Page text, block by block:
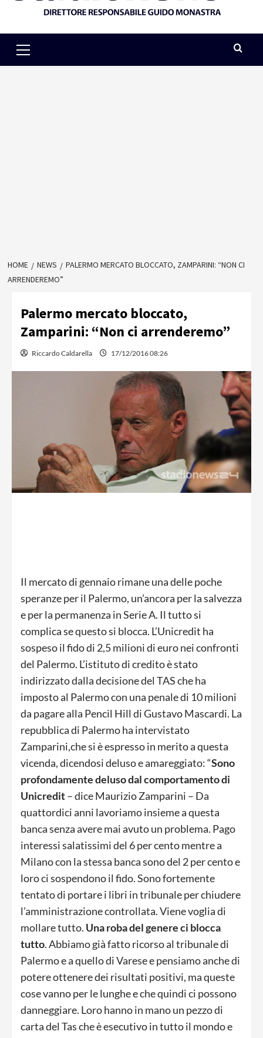
Menu
HOME NEWS
PALERMO MERCATO BLOCCATO, ZAMPARINI: “NON CI
ARRENDEREMO”
Palermo mercato bloccato,
Zamparini: “Non ci arrenderemo”
Riccardo Caldarella 17/12/2016 08:26
Il mercato di gennaio rimane una delle poche
speranze per il Palermo, un’ancora per la salvezza
e per la permanenza in Serie A. Il tutto si
complica se questo si blocca. L’Unicredit ha
sospeso il fido di 2,5 milioni di euro nei confronti
del Palermo. L’istituto di credito è stato
indirizzato dalla decisione del TAS che ha
imposto al Palermo con una penale di 10 milioni
da pagare alla Pencil Hill di Gustavo Mascardi. La
repubblica di Palermo ha intervistato
Zamparini,che si è espresso in merito a questa
vicenda, dicendosi deluso e amareggiato: “Sono
profondamente deluso dal comportamento di
Unicredit– dice Maurizio Zamparini – Da
quattordici anni lavoriamo insieme a questa
banca senza avere mai avuto un problema. Pago
interessi salatissimi del 6 per cento mentre a
Milano con la stessa banca sono del 2 per cento e
loro ci sospendono il fido. Sono fortemente
tentato di portare i libri in tribunale per chiudere
l’amministrazione controllata. Viene voglia di
mollare tutto. Una roba del genere ci blocca
tutto. Abbiamo già fatto ricorso al tribunale di
Palermo e a quello di Varese e pensiamo anche di
potere ottenere dei risultati positivi, ma queste
cose vanno per le lunghe e che quindi ci possono
danneggiare. Loro hanno in mano un pezzo di
carta del Tas che è esecutivo in tutto il mondo e